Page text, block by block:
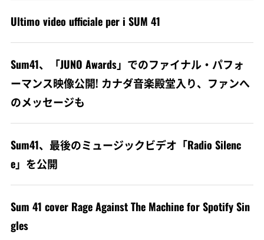
Ultimo video ufficiale per i SUM 41
Sum41、「JUNO Awards」でのファイナル・パフォ
ーマンス映像公開! カナダ音楽殿堂入り、ファンへ
のメッセージも
Sum41、最後のミュージックビデオ「Radio Silenc
e」を公開
Sum 41 cover Rage Against The Machine for Spotify Sin
gles